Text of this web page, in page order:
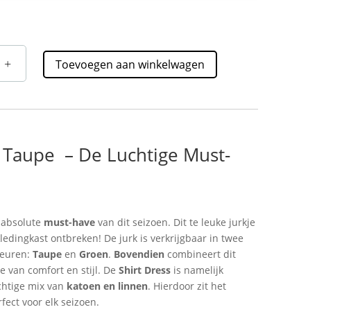
+ Toevoegen aan winkelwagen
– De Luchtige Must-
must-havevan dit seizoen. Dit te leuke jurkje
ontbreken! De jurk is verkrijgbaar in twee
Taupeen Groen. Bovendiencombineert dit
van comfort en stijl. De Shirt Dressis namelijk
mix van katoen en linnen. Hierdoor zit het
voor elk seizoen.